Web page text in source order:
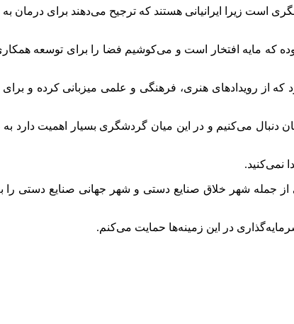
زیرا ایرانیانی هستند که ترجیح می‌دهند برای درمان به
که مایه افتخار است و می‌کوشیم فضا را برای توسعه
از رویدادهای هنری، فرهنگی و علمی میزبانی کرده و برای
می‌کنیم و در این میان گردشگری بسیار اهمیت دارد
نمی‌کنید.
از جمله شهر خلاق صنایع دستی و شهر جهانی صنایع دستی را
در این زمینه‌ها حمایت می‌کنم.